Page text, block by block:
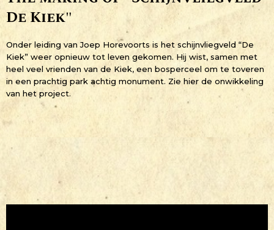
De Kiek"
Onder leiding van Joep Horevoorts is het schijnvliegveld “De
Kiek” weer opnieuw tot leven gekomen. Hij wist, samen met
heel veel vrienden van de Kiek, een bosperceel om te toveren
in een prachtig park achtig monument. Zie hier de onwikkeling
van het project.